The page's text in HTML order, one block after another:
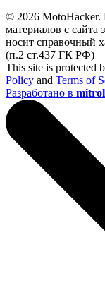
© 2026
материалов с
носит справочный
(п.2 ст.437 ГК РФ)
This site is protected
Policy and Terms of
Разработано в